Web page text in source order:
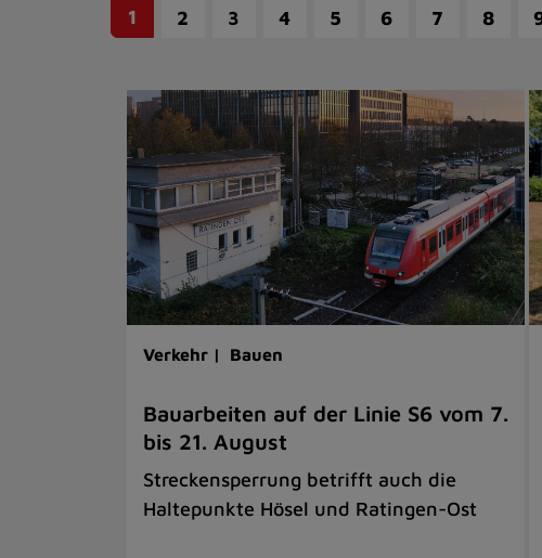
1 2 3 4 5 6 7 8
Verkehr | Bauen
Bauarbeiten auf der Linie S6 vom 7.
bis 21. August
Streckensperrung betrifft auch die
Haltepunkte Hösel und Ratingen-Ost